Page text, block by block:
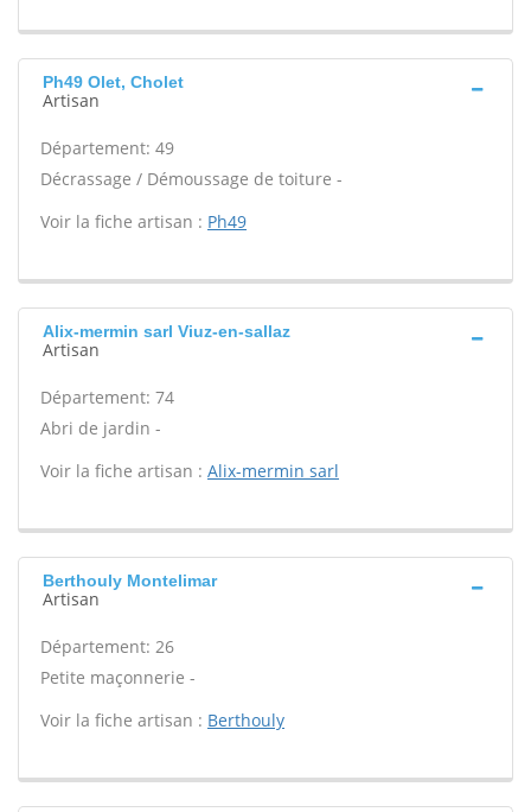
Ph49 Olet, Cholet
Artisan
Département: 49
Décrassage / Démoussage de toiture -
Voir la fiche artisan : Ph49
Alix-mermin sarl Viuz-en-sallaz
Artisan
Département: 74
Abri de jardin -
Voir la fiche artisan : Alix-mermin sarl
Berthouly Montelimar
Artisan
Département: 26
Petite maçonnerie -
Voir la fiche artisan : Berthouly